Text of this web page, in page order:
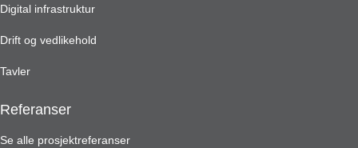
Digital infrastruktur
Drift og vedlikehold
Tavler
Referanser
Se alle prosjektreferanser